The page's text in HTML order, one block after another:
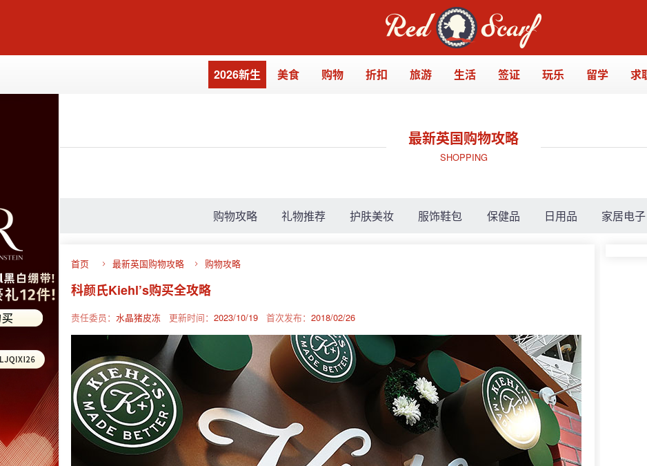
2026新生 美食 购物 折扣 旅游 生活 签证 玩乐 留学 求
最新英国购物攻略
SHOPPING
购物攻略 礼物推荐 护肤美妆 服饰鞋包 保健品 日用品 家居电子
首页 最新英国购物攻略 购物攻略
科颜氏Kiehl’s购买全攻略
责任委员： 水晶猪皮冻 更新时间： 2023/10/19 首次发布： 2018/02/26